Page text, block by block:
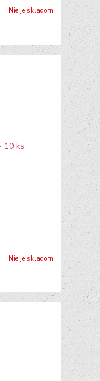
Nie je skladom
Nie je skladom